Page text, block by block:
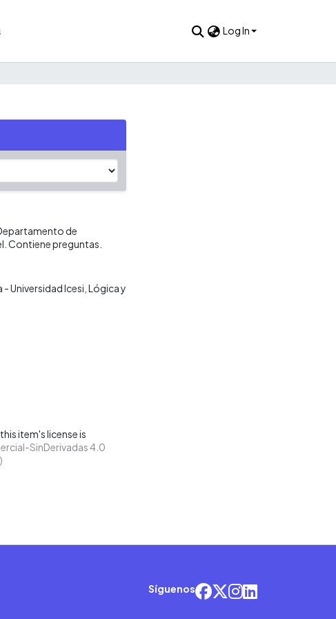
Log In
de
Contiene preguntas.
Universidad Icesi Lógica y
item's license is
SinDerivadas 4.0
Síguenos